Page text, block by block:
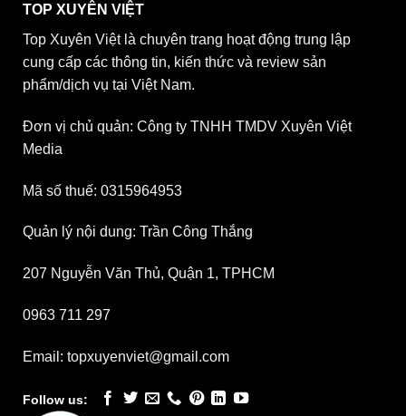
TOP XUYÊN VIỆT
Top Xuyên Việt là chuyên trang hoạt động trung lập
cung cấp các thông tin, kiến thức và review sản
phẩm/dịch vụ tại Việt Nam.
Đơn vị chủ quản: Công ty TNHH TMDV Xuyên Việt
Media
Mã số thuế: 0315964953
Quản lý nội dung: Trần Công Thắng
207 Nguyễn Văn Thủ, Quận 1, TPHCM
0963 711 297
Email: topxuyenviet@gmail.com
Follow us: